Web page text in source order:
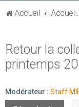
Accueil Accueil du forum
Retour la
printemps
Modérateur : Staff